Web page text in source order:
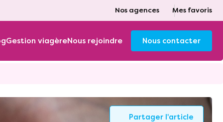
Nos agences Mes favoris
Gestion viagèreNous rejoindre Nous contacter
Partager l'article